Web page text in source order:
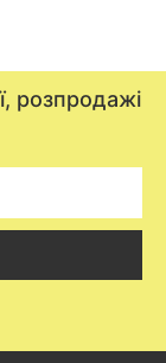
розпродажі